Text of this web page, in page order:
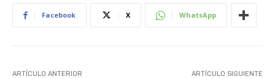
Facebook X WhatsApp
ARTÍCULO ANTERIOR ARTÍCULO SIGUIENTE